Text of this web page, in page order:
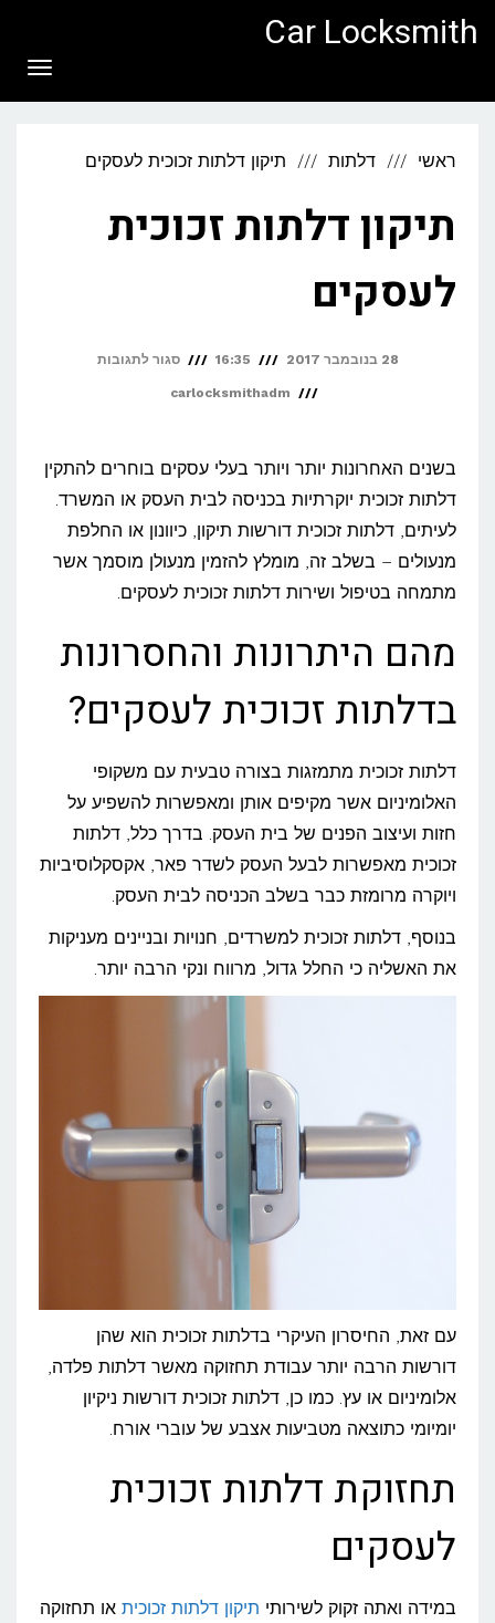
לתוכן
Car Locksmith
ראשי דלתות תיקון דלתות זכוכית לעסקים
תיקון דלתות זכוכית
לעסקים
28 בנובמבר 2017 16:35 סגור לתגובות
זכוכית
לעסקים
carlocksmithadm
בשנים האחרונות יותר ויותר בעלי עסקים בוחרים להתקין
דלתות זכוכית יוקרתיות בכניסה לבית העסק או המשרד.
לעיתים, דלתות זכוכית דורשות תיקון, כיוונון או החלפת
מנעולים – בשלב זה, מומלץ להזמין מנעולן מוסמך אשר
מתמחה בטיפול ושירות דלתות זכוכית לעסקים.
מהם היתרונות והחסרונות
בדלתות זכוכית לעסקים?
דלתות זכוכית מתמזגות בצורה טבעית עם משקופי
האלומיניום אשר מקיפים אותן ומאפשרות להשפיע על
חזות ועיצוב הפנים של בית העסק. בדרך כלל, דלתות
זכוכית מאפשרות לבעל העסק לשדר פאר, אקסקלוסיביות
ויוקרה מרומזת כבר בשלב הכניסה לבית העסק.
בנוסף, דלתות זכוכית למשרדים, חנויות ובניינים מעניקות
את האשליה כי החלל גדול, מרווח ונקי הרבה יותר.
עם זאת, החיסרון העיקרי בדלתות זכוכית הוא שהן
דורשות הרבה יותר עבודת תחזוקה מאשר דלתות פלדה,
אלומיניום או עץ. כמו כן, דלתות זכוכית דורשות ניקיון
יומיומי כתוצאה מטביעות אצבע של עוברי אורח.
תחזוקת דלתות זכוכית
לעסקים
במידה ואתה זקוק לשירותי תיקון דלתות זכוכית או תחזוקה